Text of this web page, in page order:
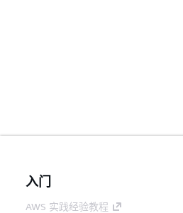
入门
AWS 实践经验教程